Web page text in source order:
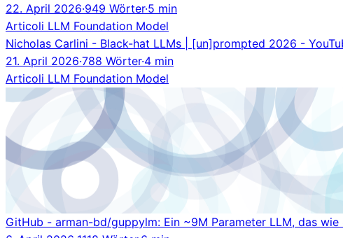
22. April 2026·949 Wörter·5 min
Articoli LLM Foundation Model
Nicholas Carlini - Black-hat LLMs | [un]prompted 2026 -
21. April 2026·788 Wörter·4 min
Articoli LLM Foundation Model
GitHub - arman-bd/guppylm: Ein ~9M Parameter LLM, das wie